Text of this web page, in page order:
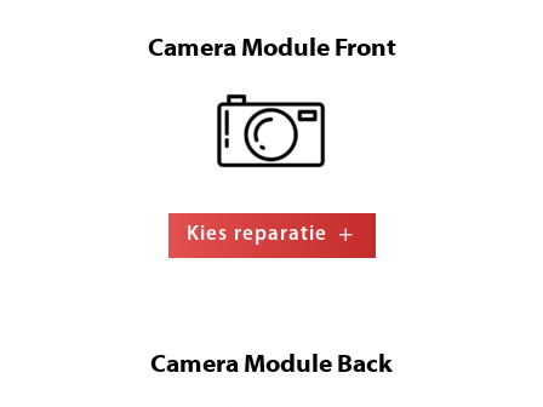
Camera Module Front
Kies reparatie
Camera Module Back